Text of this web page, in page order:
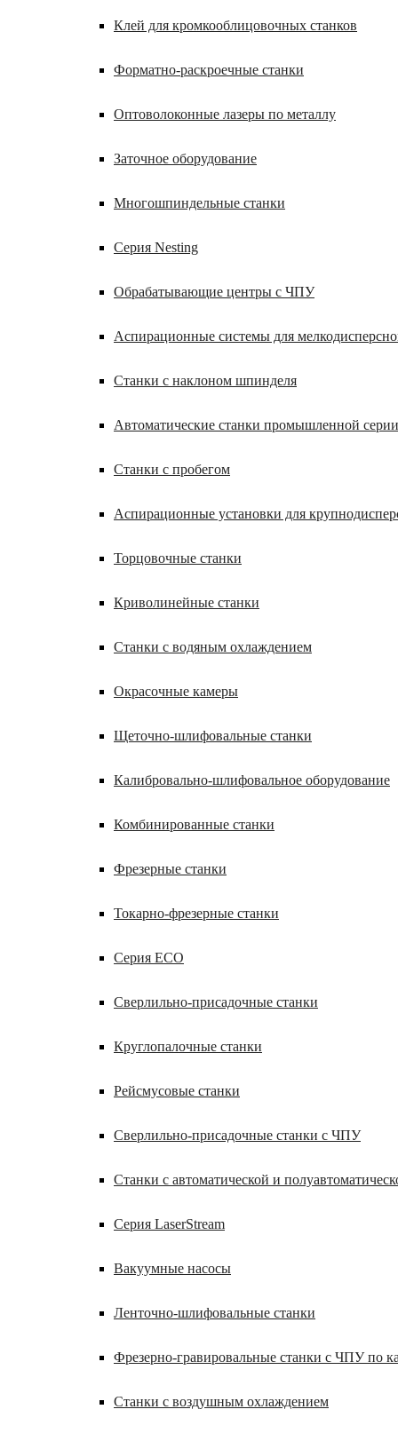
Клей для кромкооблицовочных станков
Форматно-раскроечные станки
Оптоволоконные лазеры по металлу
Заточное оборудование
Многошпиндельные станки
Серия Nesting
Обрабатывающие центры с ЧПУ
Аспирационные системы для
Станки с наклоном шпинделя
Автоматические станки промышленной серии
Станки с пробегом
Аспирационные установки для
Торцовочные станки
Криволинейные станки
Станки с водяным охлаждением
Окрасочные камеры
Щеточно-шлифовальные станки
Калибровально-шлифовальное оборудование
Комбинированные станки
Фрезерные станки
Токарно-фрезерные станки
Серия ECO
Сверлильно-присадочные станки
Круглопалочные станки
Рейсмусовые станки
Сверлильно-присадочные станки с ЧПУ
Станки с автоматической и
Серия LaserStream
Вакуумные насосы
Ленточно-шлифовальные станки
Фрезерно-гравировальные станки с ЧПУ по
Станки с воздушным охлаждением